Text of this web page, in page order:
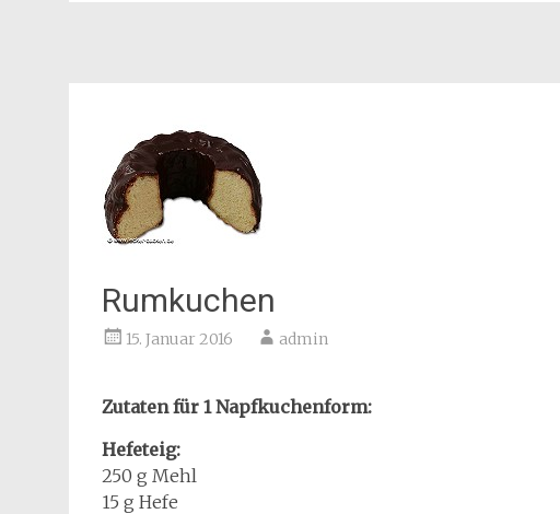
Rumkuchen
15. Januar 2016 admin
Zutaten für 1 Napfkuchenform:
Hefeteig:
250 g Mehl
15 g Hefe